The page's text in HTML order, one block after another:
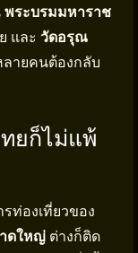
พระบรมมหาราช
และ วัดอรุณ
ายคนต้องกลับ
ทยก็ไม่แพ้
ท่องเที่ยวของ
ดใหญ่ ต่างก็ติด